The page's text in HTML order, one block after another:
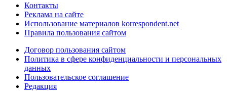
Контакты
Реклама на сайте
Использование материалов korrespondent.net
Правила пользования сайтом
Договор пользования сайтом
Политика в сфере конфиденциальности и персональных
данных
Пользовательское соглашение
Редакция